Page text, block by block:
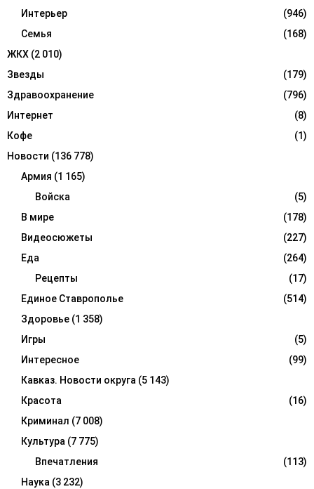
Интерьер
(946)
Семья
(168)
ЖКХ (2 010)
Звезды
(179)
Здравоохранение
(796)
Интернет
(8)
Кофе
(1)
Новости (136 778)
Армия (1 165)
Войска
(5)
В мире
(178)
Видеосюжеты
(227)
Еда
(264)
Рецепты
(17)
Единое Ставрополье
(514)
Здоровье (1 358)
Игры
(5)
Интересное
(99)
Кавказ. Новости округа (5 143)
Красота
(16)
Криминал (7 008)
Культура (7 775)
Впечатления
(113)
Наука (3 232)